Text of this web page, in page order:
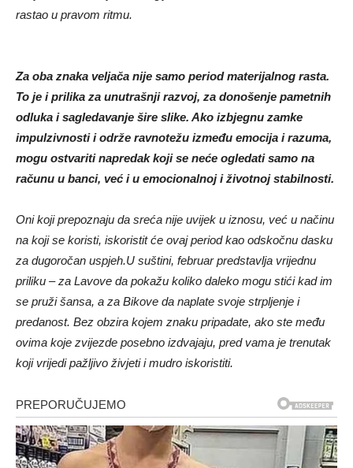
rastao u pravom ritmu.
Za oba znaka veljača nije samo period materijalnog rasta.
To je i prilika za unutrašnji razvoj, za donošenje pametnih
odluka i sagledavanje šire slike. Ako izbjegnu zamke
impulzivnosti i održe ravnotežu između emocija i razuma,
mogu ostvariti napredak koji se neće ogledati samo na
računu u banci, već i u emocionalnoj i životnoj stabilnosti.
Oni koji prepoznaju da sreća nije uvijek u iznosu, već u načinu
na koji se koristi, iskoristit će ovaj period kao odskočnu dasku
za dugoročan uspjeh.U suštini, februar predstavlja vrijednu
priliku – za Lavove da pokažu koliko daleko mogu stići kad im
se pruži šansa, a za Bikove da naplate svoje strpljenje i
predanost. Bez obzira kojem znaku pripadate, ako ste među
ovima koje zvijezde posebno izdvajaju, pred vama je trenutak
koji vrijedi pažljivo živjeti i mudro iskoristiti.